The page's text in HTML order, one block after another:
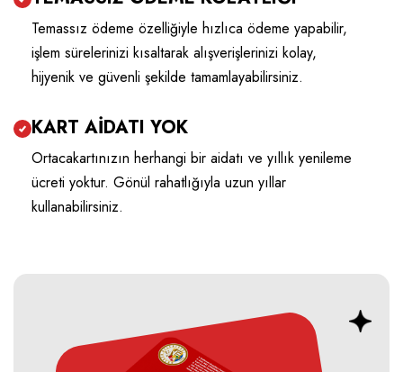
Temassız ödeme özelliğiyle hızlıca ödeme yapabilir,
işlem sürelerinizi kısaltarak alışverişlerinizi kolay,
hijyenik ve güvenli şekilde tamamlayabilirsiniz.
KART AİDATI YOK
Ortacakartınızın herhangi bir aidatı ve yıllık yenileme
ücreti yoktur. Gönül rahatlığıyla uzun yıllar
kullanabilirsiniz.